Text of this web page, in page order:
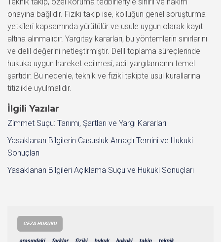
onayına bağlıdır. Fiziki takip ise, kolluğun genel soruşturma
yetkileri kapsamında yürütülür ve usule uygun olarak kayıt
altına alınmalıdır. Yargıtay kararları, bu yöntemlerin sınırlarını
ve delil değerini netleştirmiştir. Delil toplama süreçlerinde
hukuka uygun hareket edilmesi, adil yargılamanın temel
şartıdır. Bu nedenle, teknik ve fiziki takipte usul kurallarına
titizlikle uyulmalıdır.
İlgili Yazılar
Zimmet Suçu: Tanımı, Şartları ve Yargı Kararları
Yasaklanan Bilgilerin Casusluk Amaçlı Temini ve Hukuki
Sonuçları
Yasaklanan Bilgileri Açıklama Suçu ve Hukuki Sonuçları
CEZA HUKUKU